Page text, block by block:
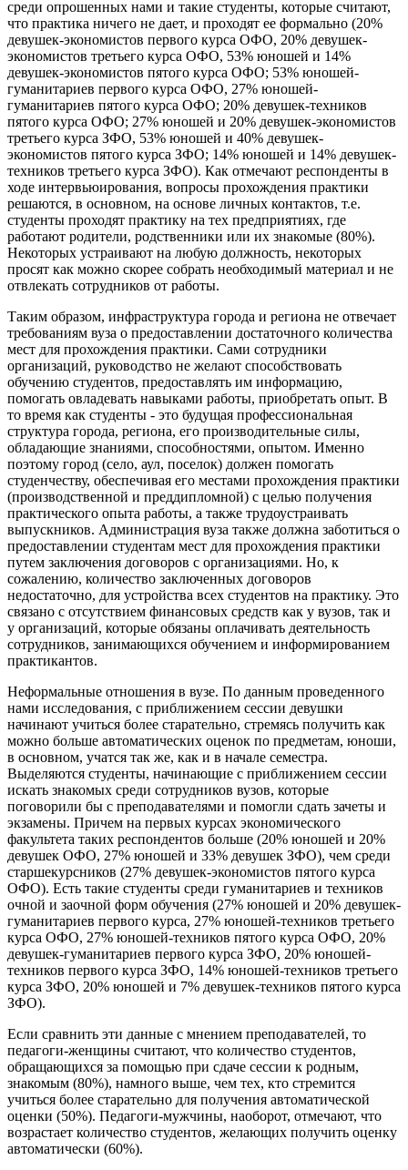
среди опрошенных нами и такие студенты, которые считают,
что практика ничего не дает, и проходят ее формально (20%
девушек-экономистов первого курса ОФО, 20% девушек-
экономистов третьего курса ОФО, 53% юношей и 14%
девушек-экономистов пятого курса ОФО; 53% юношей-
гуманитариев первого курса ОФО, 27% юношей-
гуманитариев пятого курса ОФО; 20% девушек-техников
пятого курса ОФО; 27% юношей и 20% девушек-экономистов
третьего курса ЗФО, 53% юношей и 40% девушек-
экономистов пятого курса ЗФО; 14% юношей и 14% девушек-
техников третьего курса ЗФО). Как отмечают респонденты в
ходе интервьюирования, вопросы прохождения практики
решаются, в основном, на основе личных контактов, т.е.
студенты проходят практику на тех предприятиях, где
работают родители, родственники или их знакомые (80%).
Некоторых устраивают на любую должность, некоторых
просят как можно скорее собрать необходимый материал и не
отвлекать сотрудников от работы.
Таким образом, инфраструктура города и региона не отвечает
требованиям вуза о предоставлении достаточного количества
мест для прохождения практики. Сами сотрудники
организаций, руководство не желают способствовать
обучению студентов, предоставлять им информацию,
помогать овладевать навыками работы, приобретать опыт. В
то время как студенты - это будущая профессиональная
структура города, региона, его производительные силы,
обладающие знаниями, способностями, опытом. Именно
поэтому город (село, аул, поселок) должен помогать
студенчеству, обеспечивая его местами прохождения практики
(производственной и преддипломной) с целью получения
практического опыта работы, а также трудоустраивать
выпускников. Администрация вуза также должна заботиться о
предоставлении студентам мест для прохождения практики
путем заключения договоров с организациями. Но, к
сожалению, количество заключенных договоров
недостаточно, для устройства всех студентов на практику. Это
связано с отсутствием финансовых средств как у вузов, так и
у организаций, которые обязаны оплачивать деятельность
сотрудников, занимающихся обучением и информированием
практикантов.
Неформальные отношения в вузе. По данным проведенного
нами исследования, с приближением сессии девушки
начинают учиться более старательно, стремясь получить как
можно больше автоматических оценок по предметам, юноши,
в основном, учатся так же, как и в начале семестра.
Выделяются студенты, начинающие с приближением сессии
искать знакомых среди сотрудников вузов, которые
поговорили бы с преподавателями и помогли сдать зачеты и
экзамены. Причем на первых курсах экономического
факультета таких респондентов больше (20% юношей и 20%
девушек ОФО, 27% юношей и 33% девушек ЗФО), чем среди
старшекурсников (27% девушек-экономистов пятого курса
ОФО). Есть такие студенты среди гуманитариев и техников
очной и заочной форм обучения (27% юношей и 20% девушек-
гуманитариев первого курса, 27% юношей-техников третьего
курса ОФО, 27% юношей-техников пятого курса ОФО, 20%
девушек-гуманитариев первого курса ЗФО, 20% юношей-
техников первого курса ЗФО, 14% юношей-техников третьего
курса ЗФО, 20% юношей и 7% девушек-техников пятого курса
ЗФО).
Если сравнить эти данные с мнением преподавателей, то
педагоги-женщины считают, что количество студентов,
обращающихся за помощью при сдаче сессии к родным,
знакомым (80%), намного выше, чем тех, кто стремится
учиться более старательно для получения автоматической
оценки (50%). Педагоги-мужчины, наоборот, отмечают, что
возрастает количество студентов, желающих получить оценку
автоматически (60%).